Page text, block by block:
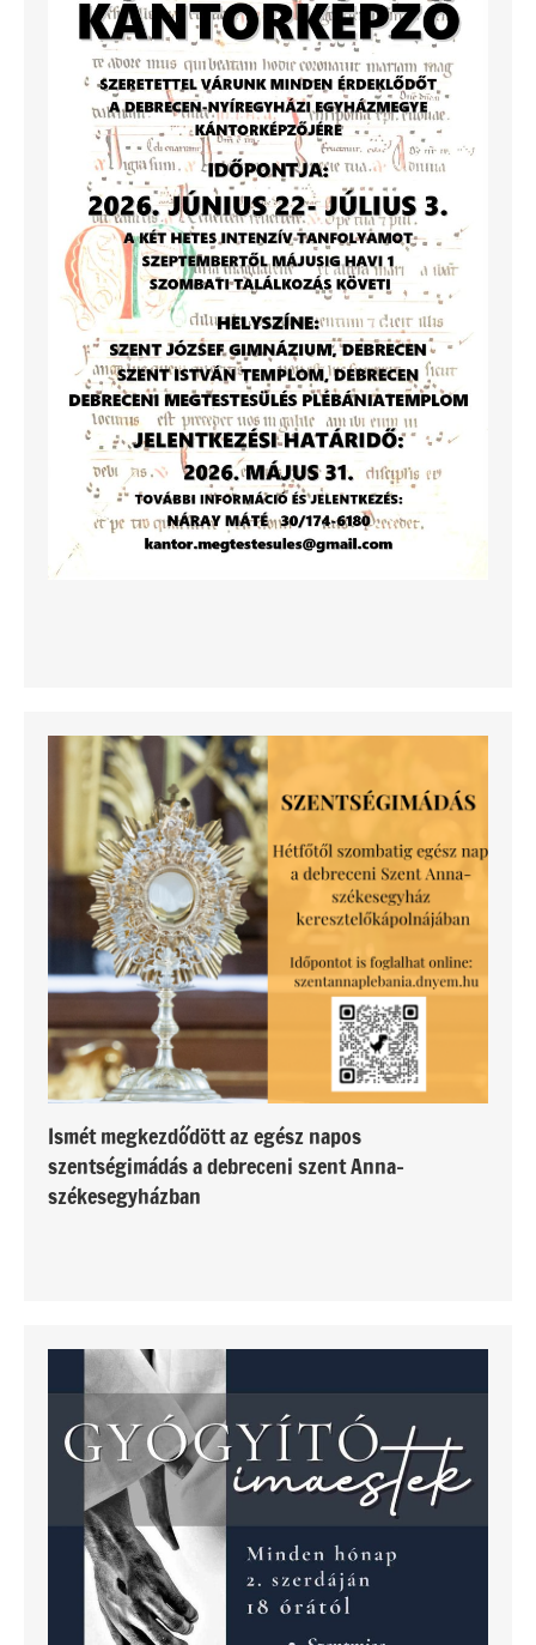
Ismét megkezdődött az egész napos
szentségimádás a debreceni szent Anna-
székesegyházban